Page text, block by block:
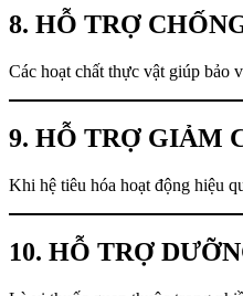
8. HỖ TRỢ
Các hoạt chất thực vật giúp bảo
9. HỖ TRỢ GIẢM
Khi hệ tiêu hóa hoạt động hiệu
10. HỖ TRỢ